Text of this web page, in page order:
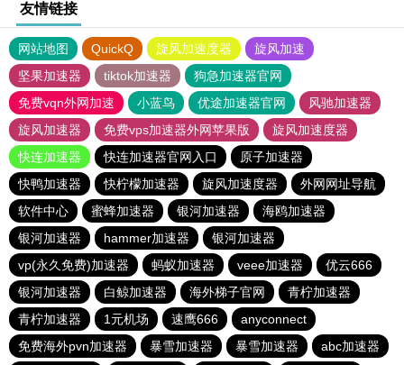
友情链接
网站地图 QuickQ 旋风加速度器
旋风加速
坚果加速器
tiktok加速器
狗急加速器官网
免费vqn外网加速
小蓝鸟 优途加速器官网
风驰加速器
旋风加速器
免费vps加速器外网苹果版
旋风加速度器
快连加速器
快连加速器官网入口
原子加速器
快鸭加速器
快柠檬加速器 旋风加速度器
外网网址导航
软件中心
蜜蜂加速器 银河加速器
海鸥加速器
银河加速器
hammer加速器
银河加速器
vp(永久免费)加速器
蚂蚁加速器 veee加速器
优云666
银河加速器
白鲸加速器 海外梯子官网
青柠加速器
青柠加速器
1元机场 速鹰666
anyconnect
免费海外pvn加速器
暴雪加速器 暴雪加速器 abc加速器